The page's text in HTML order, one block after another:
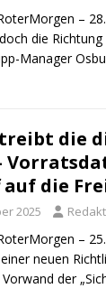
–
die
Manager
treibt die
die
2025
–
neuen
der